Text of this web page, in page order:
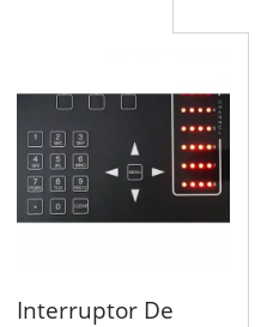
Interruptor De